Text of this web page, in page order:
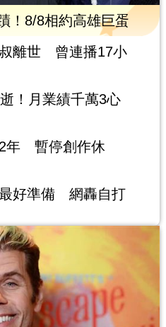
！8/8相約高雄巨蛋
離世 曾連播17小
！月業績千萬3心
年 暫停創作休
好準備 網轟自打